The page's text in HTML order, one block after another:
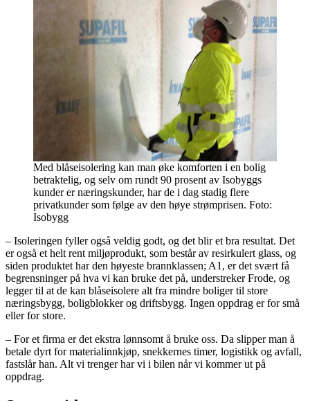
Med blåseisolering kan man øke komforten i en bolig
betraktelig, og selv om rundt 90 prosent av Isobyggs
kunder er næringskunder, har de i dag stadig flere
privatkunder som følge av den høye strømprisen. Foto:
Isobygg
– Isoleringen fyller også veldig godt, og det blir et bra resultat. Det
er også et helt rent miljøprodukt, som består av resirkulert glass, og
siden produktet har den høyeste brannklassen; A1, er det svært få
begrensninger på hva vi kan bruke det på, understreker Frode, og
legger til at de kan blåseisolere alt fra mindre boliger til store
næringsbygg, boligblokker og driftsbygg. Ingen oppdrag er for små
eller for store.
– For et firma er det ekstra lønnsomt å bruke oss. Da slipper man å
betale dyrt for materialinnkjøp, snekkernes timer, logistikk og avfall,
fastslår han. Alt vi trenger har vi i bilen når vi kommer ut på
oppdrag.